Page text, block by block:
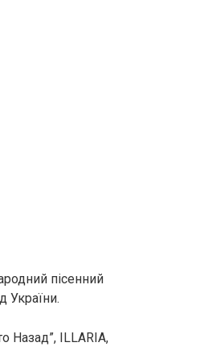
пісенний
України.
Назад”, ILLARIA,